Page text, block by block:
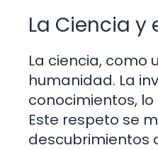
La Ciencia y
La ciencia, como
humanidad. La
conocimientos,
Este respeto se
descubrimientos